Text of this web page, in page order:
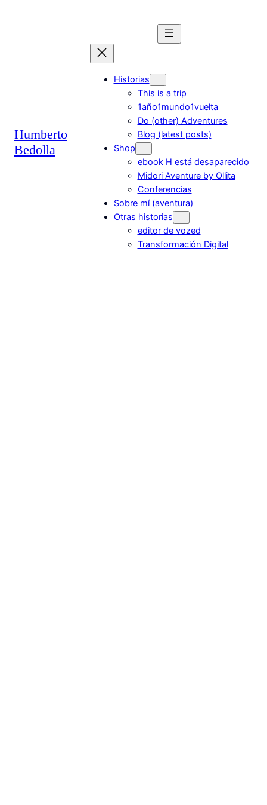
Humberto
Bedolla
Historias
This is a trip
1año1mundo1vuelta
Do (other) Adventures
Blog (latest posts)
Shop
ebook H está desaparecido
Midori Aventure by Ollita
Conferencias
Sobre mí (aventura)
Otras historias
editor de vozed
Transformación Digital